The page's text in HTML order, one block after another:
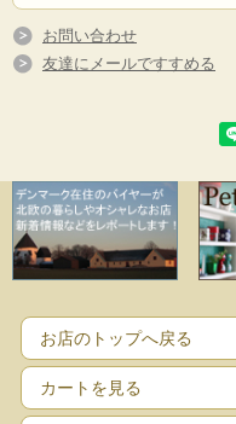
※陶芸家であったMichel Andersen
の小さなボーンホルム島の窯を買
使っています。
■製造国 ：デンマーク
■メーカー：Michael Andersen（
■サイズ ：口部分Φ6.2cm、本体
■コンディション：目立つダメー
お問い合わせ
友達にメールですすめる
お店のトップへ戻る
カートを見る